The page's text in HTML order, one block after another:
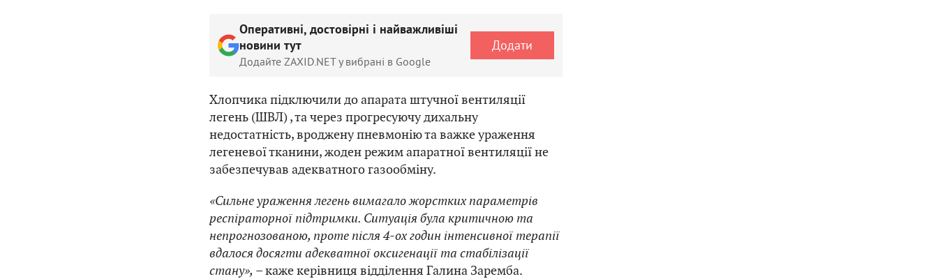
Оперативні, достовірні і найважливіші
новини тут
Додайте ZAXID.NET у вибрані в Google
Додати
Хлопчика підключили до апарата штучної вентиляції
легень (ШВЛ) , та через прогресуючу дихальну
недостатність, вроджену пневмонію та важке ураження
легеневої тканини, жоден режим апаратної вентиляції не
забезпечував адекватного газообміну.
«Сильне ураження легень вимагало жорстких параметрів
респіраторної підтримки. Ситуація була критичною та
непрогнозованою, проте після 4-ох годин інтенсивної терапії
вдалося досягти адекватної оксигенації та стабілізації
стану», – каже керівниця відділення Галина Заремба.